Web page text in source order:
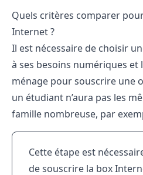
Quels critères comparer
Internet ?
Il est nécessaire de choisir
à ses besoins numériques et
ménage pour souscrire une
un étudiant n’aura pas les
famille nombreuse, par
Cette étape est
desouscrire la box